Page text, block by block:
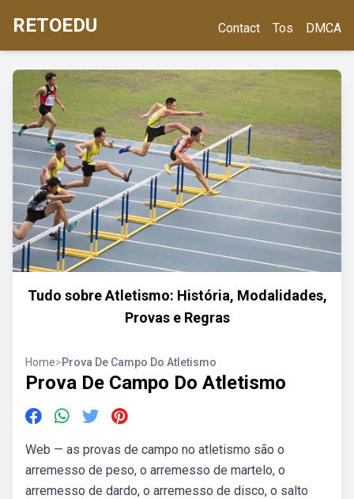
RETOEDU Contact Tos DMCA
Tudo sobre Atletismo: História, Modalidades,
Provas e Regras
Home>Prova De Campo Do Atletismo
Prova De Campo Do Atletismo
Web — as provas de campo no atletismo são o
arremesso de peso, o arremesso de martelo, o
arremesso de dardo, o arremesso de disco, o salto